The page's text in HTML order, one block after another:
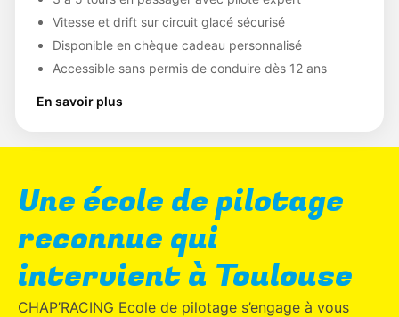
Vitesse et drift sur circuit glacé sécurisé
Disponible en chèque cadeau personnalisé
Accessible sans permis de conduire dès 12 ans
En savoir plus
Une école de pilotage
reconnue qui
intervient à Toulouse
CHAP’RACING Ecole de pilotage s’engage à vous